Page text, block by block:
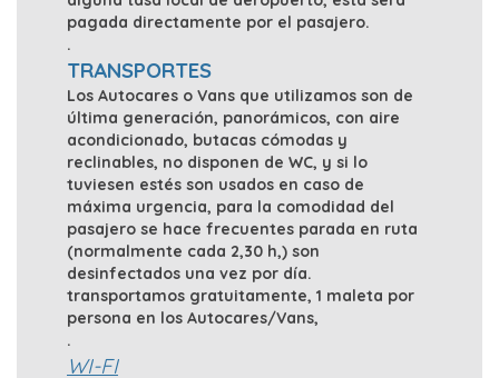
pagada directamente por el pasajero.
.
TRANSPORTES
Los Autocares o Vans que utilizamos son de
última generación, panorámicos, con aire
acondicionado, butacas cómodas y
reclinables, no disponen de WC, y si lo
tuviesen estés son usados en caso de
máxima urgencia, para la comodidad del
pasajero se hace frecuentes parada en ruta
(normalmente cada 2,30 h,) son
desinfectados una vez por día.
transportamos gratuitamente, 1 maleta por
persona en los Autocares/Vans,
.
WI-FI